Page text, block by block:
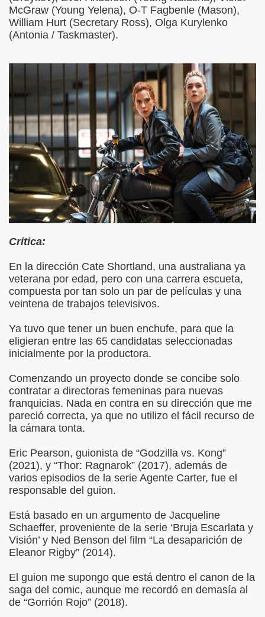
McGraw (Young Yelena), O-T Fagbenle (Mason),
William Hurt (Secretary Ross), Olga Kurylenko
(Antonia / Taskmaster).
Critica:
En la dirección Cate Shortland, una australiana ya
veterana por edad, pero con una carrera escueta,
compuesta por tan solo un par de películas y una
veintena de trabajos televisivos.
Ya tuvo que tener un buen enchufe, para que la
eligieran entre las 65 candidatas seleccionadas
inicialmente por la productora.
Comenzando un proyecto donde se concibe solo
contratar a directoras femeninas para nuevas
franquicias. Nada en contra en su dirección que me
pareció correcta, ya que no utilizo el fácil recurso de
la cámara tonta.
Eric Pearson, guionista de “Godzilla vs. Kong”
(2021), y “Thor: Ragnarok” (2017), además de
varios episodios de la serie Agente Carter, fue el
responsable del guion.
Está basado en un argumento de Jacqueline
Schaeffer, proveniente de la serie ‘Bruja Escarlata y
Visión’ y Ned Benson del film “La desaparición de
Eleanor Rigby” (2014).
El guion me supongo que está dentro el canon de la
saga del comic, aunque me recordó en demasía al
de “Gorrión Rojo” (2018).